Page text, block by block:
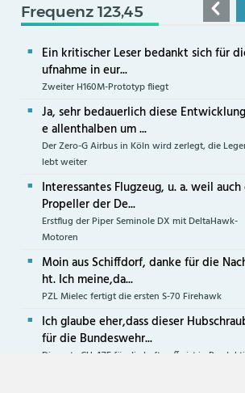
Frequenz 123,45
Ein kritischer Leser bedankt sich für
ufnahme in eur...
Zweiter H160M-Prototyp fliegt
Ja, sehr bedauerlich diese
e allenthalben um ...
Der Zero-G Airbus in Köln wird zerlegt, die
lebt weiter
Interessantes Flugzeug, u. a. weil
Propeller der De...
Erstflug der Piper Seminole DX mit DeltaHawk-
Motoren
Moin aus Schiffdorf, danke für die
ht. Ich meine,da...
PZL Mielec fertigt die ersten S-70 Firehawk
Ich glaube eher,dass dieser
für die Bundeswehr...
Die erste CH-47F für die Luftwaffe ist in